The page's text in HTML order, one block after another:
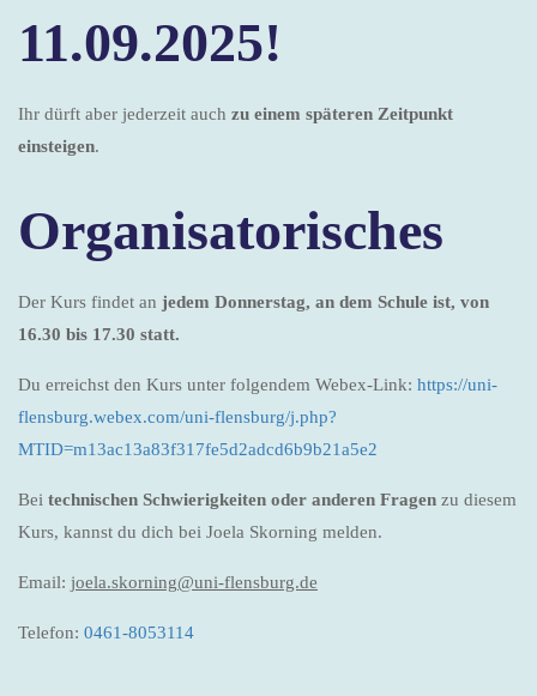
11.09.2025!
Ihr dürft aber jederzeit auch zu einem späteren Zeitpunkt
einsteigen.
Organisatorisches
Der Kurs findet an jedem Donnerstag, an dem Schule ist, von
16.30 bis 17.30 statt.
Du erreichst den Kurs unter folgendem Webex-Link: https://uni-
flensburg.webex.com/uni-flensburg/j.php?
MTID=m13ac13a83f317fe5d2adcd6b9b21a5e2
Bei technischen Schwierigkeiten oder anderen Fragen zu diesem
Kurs, kannst du dich bei Joela Skorning melden.
Email: joela.skorning@uni-flensburg.de
Telefon: 0461-8053114